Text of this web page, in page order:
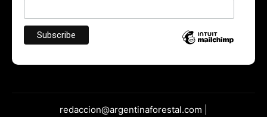
redaccion@argentinaforestal.com |